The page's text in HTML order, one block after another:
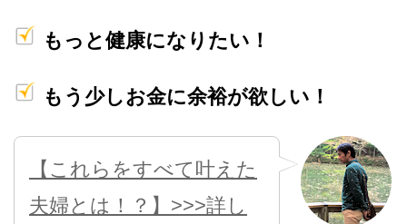
もっと健康になりたい！
もう少しお金に余裕が欲しい！
【これらをすべて叶えた
夫婦とは！？】>>>詳し